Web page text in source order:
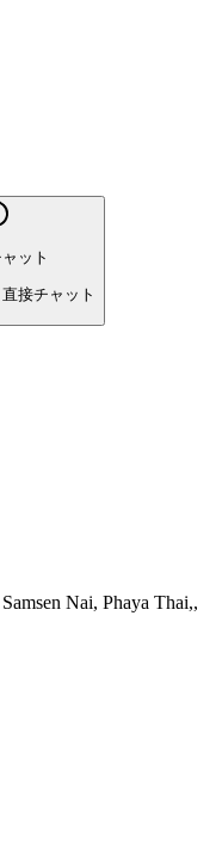
ット
接チャット
Nai, Phaya Thai,,